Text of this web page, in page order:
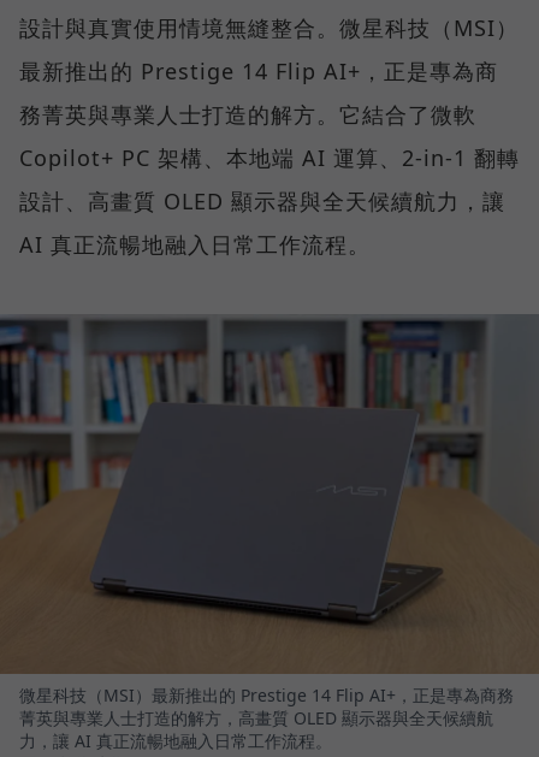
設計與真實使用情境無縫整合。微星科技（MSI）
最新推出的 Prestige 14 Flip AI+，正是專為商
務菁英與專業人士打造的解方。它結合了微軟
Copilot+ PC 架構、本地端 AI 運算、2-in-1 翻轉
設計、高畫質 OLED 顯示器與全天候續航力，讓
AI 真正流暢地融入日常工作流程。
微星科技（MSI）最新推出的 Prestige 14 Flip AI+，正是專為商務
菁英與專業人士打造的解方，高畫質 OLED 顯示器與全天候續航
力，讓 AI 真正流暢地融入日常工作流程。